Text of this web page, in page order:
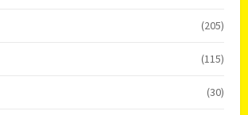
(205)
(115)
(30)